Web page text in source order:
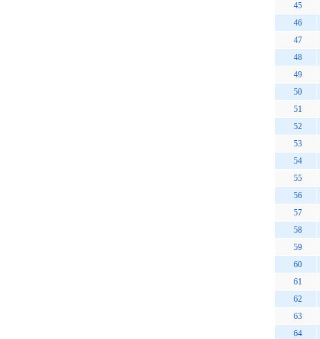
45
46
47
48
49
50
51
52
53
54
55
56
57
58
59
60
61
62
63
64